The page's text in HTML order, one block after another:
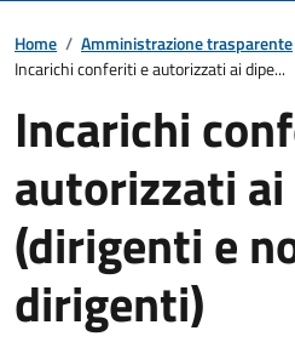
Home / Amministrazione trasparente
Incarichi conferiti e autorizzati ai dipe...
Incarichi
autorizzati
(dirigenti e
dirigenti)